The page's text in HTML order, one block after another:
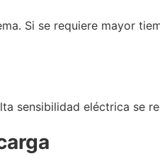
Si se requiere mayor
sensibilidad eléctrica se